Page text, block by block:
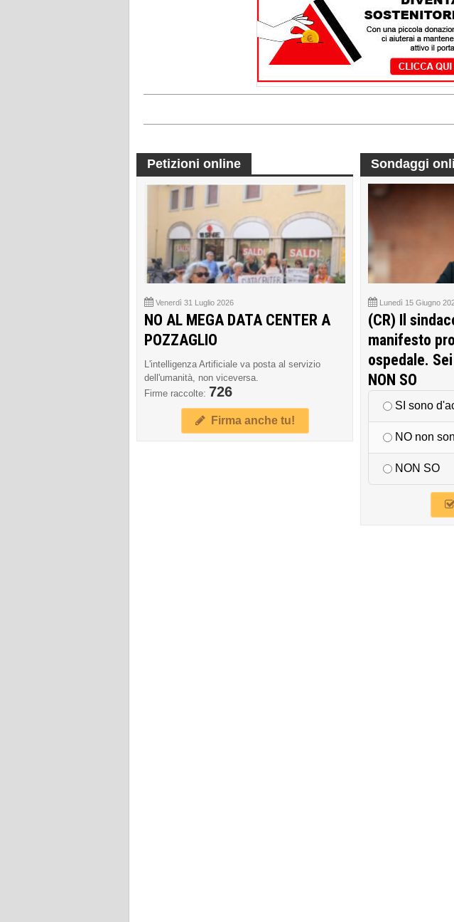
Petizioni online
Venerdì 31 Luglio 2026
NO AL MEGA DATA CENTER A
POZZAGLIO
L'intelligenza Artificiale va posta al servizio
dell'umanità, non viceversa.
Firme raccolte: 726
Firma anche tu!
Sondaggi
Lunedì 15 Giugno
(CR) Il
manifesto
ospedale.
NON SO
SI sono
NO non
NON SO